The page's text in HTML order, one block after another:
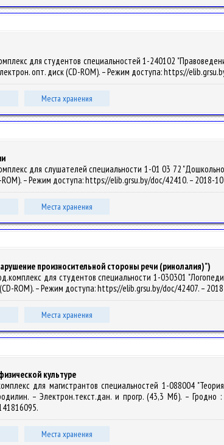
для студентов специальностей 1-240102
опт. диск (CD-ROM). – Режим доступа: https://
Места хранения
для слушателей специальности 1-01 03 72
– Режим доступа: https://elib.grsu.by/doc/42410. – 2018-
Места хранения
произносительной стороны речи (ринолалия)")
для студентов специальности 1-030301
ROM). – Режим доступа: https://elib.grsu.by/doc/42407. –
Места хранения
культуре
для магистрантов специальностей 1-088004
– Электрон.текст.дан. и прогр. (43,3 Мб). –
Места хранения